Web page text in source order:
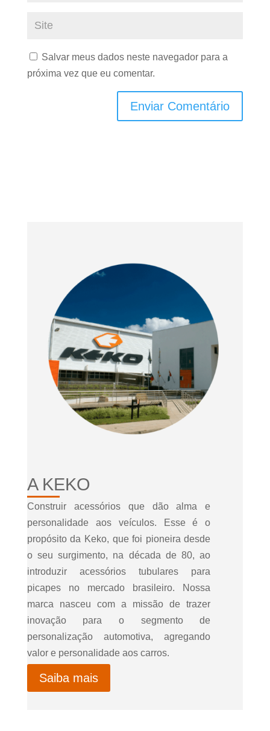
Salvar meus dados neste navegador para a
próxima vez que eu comentar.
A KEKO
Construir acessórios que dão alma e
personalidade aos veículos. Esse é o
propósito da Keko, que foi pioneira desde
o seu surgimento, na década de 80, ao
introduzir acessórios tubulares para
picapes no mercado brasileiro. Nossa
marca nasceu com a missão de trazer
inovação para o segmento de
personalização automotiva, agregando
valor e personalidade aos carros.
Saiba mais